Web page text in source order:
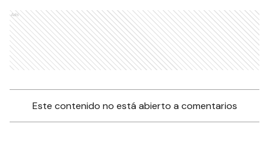
Ads
Este contenido no está abierto a comentarios